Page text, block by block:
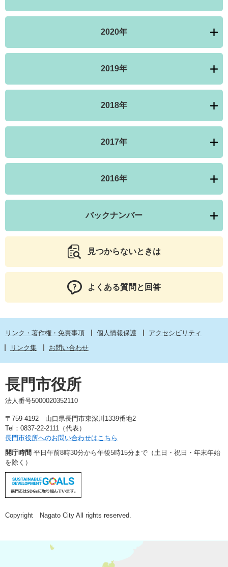
2020年
2019年
2018年
2017年
2016年
バックナンバー
見つからないときは
よくある質問と回答
リンク・著作権・免責事項 個人情報保護
アクセシビリティ
リンク集
お問い合わせ
長門市役所
法人番号5000020352110
〒759-4192 山口県長門市東深川1339番地2
Tel：0837-22-2111（代表）
長門市役所へのお問い合わせはこちら
開庁時間 平日午前8時30分から午後5時15分まで（土日・祝日・年末年始
を除く）
Copyright Nagato City All rights reserved.